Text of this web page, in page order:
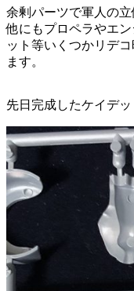
余剰パーツで軍人の立
他にもプロペラやエ
ット等いくつかリデ
ます。
先日完成したケイデ